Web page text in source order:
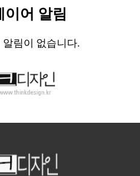
이어 알림
알림이 없습니다.